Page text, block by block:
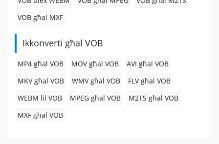
VOB għal MXF
Ikkonverti għal VOB
MP4 għal VOB MOV għal VOB
AVI għal VOB
MKV għal VOB
WMV għal VOB
FLV għal VOB
WEBM lil VOB
MPEG għal VOB
M2TS għal VOB
MXF għal VOB